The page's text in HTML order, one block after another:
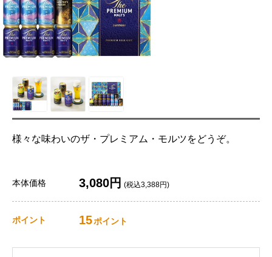
様々な味わいのザ・プレミアム・モルツをどうぞ。
本体価格 3,080円 (税込3,388円)
ポイント 15ポイント